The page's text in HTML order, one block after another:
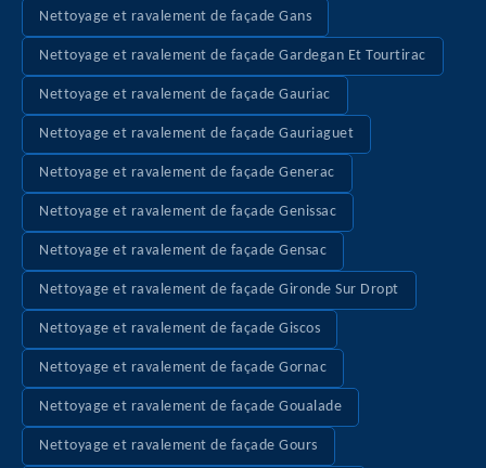
Nettoyage et ravalement de façade Gans
Nettoyage et ravalement de façade Gardegan Et Tourtirac
Nettoyage et ravalement de façade Gauriac
Nettoyage et ravalement de façade Gauriaguet
Nettoyage et ravalement de façade Generac
Nettoyage et ravalement de façade Genissac
Nettoyage et ravalement de façade Gensac
Nettoyage et ravalement de façade Gironde Sur Dropt
Nettoyage et ravalement de façade Giscos
Nettoyage et ravalement de façade Gornac
Nettoyage et ravalement de façade Goualade
Nettoyage et ravalement de façade Gours